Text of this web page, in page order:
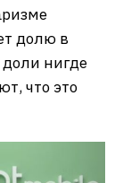
долю в
нигде
что это